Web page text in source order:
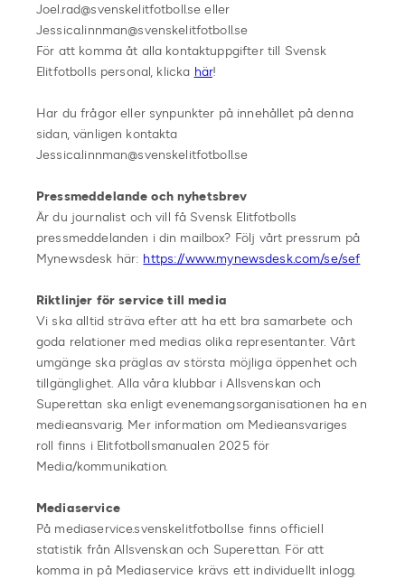
Joel.rad@svenskelitfotboll.se eller
Jessica.linnman@svenskelitfotboll.se
För att komma åt alla kontaktuppgifter till Svensk
Elitfotbolls personal, klicka här!
Har du frågor eller synpunkter på innehållet på denna
sidan, vänligen kontakta
Jessica.linnman@svenskelitfotboll.se
Pressmeddelande och nyhetsbrev
Är du journalist och vill få Svensk Elitfotbolls
pressmeddelanden i din mailbox? Följ vårt pressrum på
Mynewsdesk här: https://www.mynewsdesk.com/se/sef
Riktlinjer för service till media
Vi ska alltid sträva efter att ha ett bra samarbete och
goda relationer med medias olika representanter. Vårt
umgänge ska präglas av största möjliga öppenhet och
tillgänglighet. Alla våra klubbar i Allsvenskan och
Superettan ska enligt evenemangsorganisationen ha en
medieansvarig. Mer information om Medieansvariges
roll finns i Elitfotbollsmanualen 2025 för
Media/kommunikation.
Mediaservice
På mediaservice.svenskelitfotboll.se finns officiell
statistik från Allsvenskan och Superettan. För att
komma in på Mediaservice krävs ett individuellt inlogg.